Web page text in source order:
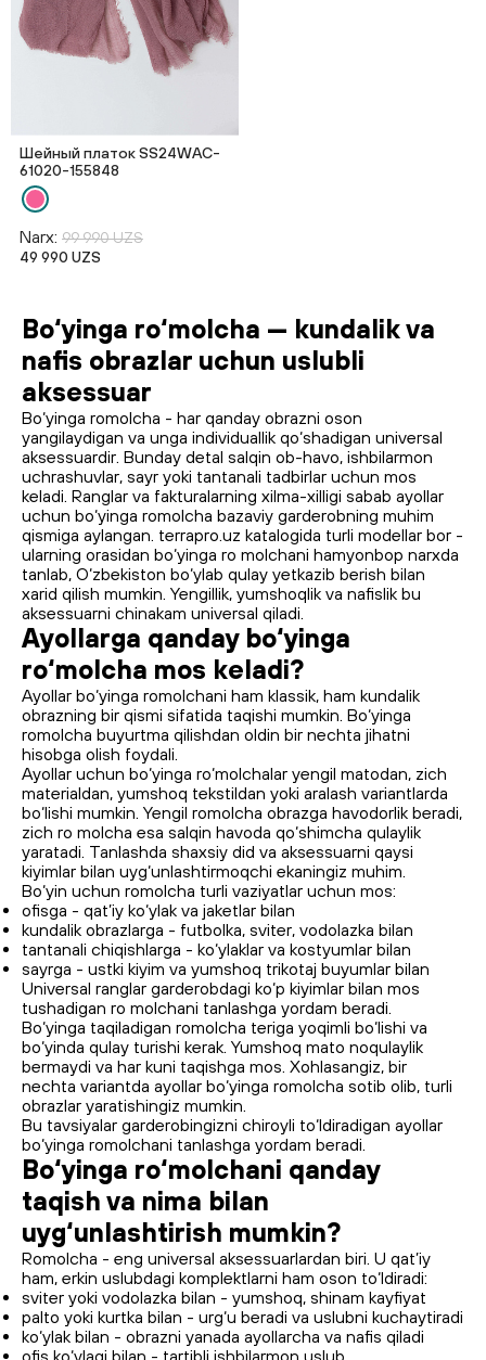
Шейный платок SS24WAC-
61020-155848
Narx: 99 990 UZS
49 990 UZS
Bo‘yinga ro‘molcha — kundalik va
nafis obrazlar uchun uslubli
aksessuar
Bo‘yinga romolcha - har qanday obrazni oson
yangilaydigan va unga individuallik qo‘shadigan universal
aksessuardir. Bunday detal salqin ob-havo, ishbilarmon
uchrashuvlar, sayr yoki tantanali tadbirlar uchun mos
keladi. Ranglar va fakturalarning xilma-xilligi sabab ayollar
uchun bo‘yinga romolcha bazaviy garderobning muhim
qismiga aylangan. terrapro.uz katalogida turli modellar bor -
ularning orasidan bo‘yinga ro molchani hamyonbop narxda
tanlab, O‘zbekiston bo‘ylab qulay yetkazib berish bilan
xarid qilish mumkin. Yengillik, yumshoqlik va nafislik bu
aksessuarni chinakam universal qiladi.
Ayollarga qanday bo‘yinga
ro‘molcha mos keladi?
Ayollar bo‘yinga romolchani ham klassik, ham kundalik
obrazning bir qismi sifatida taqishi mumkin. Bo‘yinga
romolcha buyurtma qilishdan oldin bir nechta jihatni
hisobga olish foydali.
Ayollar uchun bo‘yinga ro‘molchalar yengil matodan, zich
materialdan, yumshoq tekstildan yoki aralash variantlarda
bo‘lishi mumkin. Yengil romolcha obrazga havodorlik beradi,
zich ro molcha esa salqin havoda qo‘shimcha qulaylik
yaratadi. Tanlashda shaxsiy did va aksessuarni qaysi
kiyimlar bilan uyg‘unlashtirmoqchi ekaningiz muhim.
Bo‘yin uchun romolcha turli vaziyatlar uchun mos:
ofisga - qat’iy ko‘ylak va jaketlar bilan
kundalik obrazlarga - futbolka, sviter, vodolazka bilan
tantanali chiqishlarga - ko‘ylaklar va kostyumlar bilan
sayrga - ustki kiyim va yumshoq trikotaj buyumlar bilan
Universal ranglar garderobdagi ko‘p kiyimlar bilan mos
tushadigan ro molchani tanlashga yordam beradi.
Bo‘yinga taqiladigan romolcha teriga yoqimli bo‘lishi va
bo‘yinda qulay turishi kerak. Yumshoq mato noqulaylik
bermaydi va har kuni taqishga mos. Xohlasangiz, bir
nechta variantda ayollar bo‘yinga romolcha sotib olib, turli
obrazlar yaratishingiz mumkin.
Bu tavsiyalar garderobingizni chiroyli to‘ldiradigan ayollar
bo‘yinga romolchani tanlashga yordam beradi.
Bo‘yinga ro‘molchani qanday
taqish va nima bilan
uyg‘unlashtirish mumkin?
Romolcha - eng universal aksessuarlardan biri. U qat’iy
ham, erkin uslubdagi komplektlarni ham oson to‘ldiradi:
sviter yoki vodolazka bilan - yumshoq, shinam kayfiyat
palto yoki kurtka bilan - urg‘u beradi va uslubni kuchaytiradi
ko‘ylak bilan - obrazni yanada ayollarcha va nafis qiladi
ofis ko‘ylagi bilan - tartibli ishbilarmon uslub